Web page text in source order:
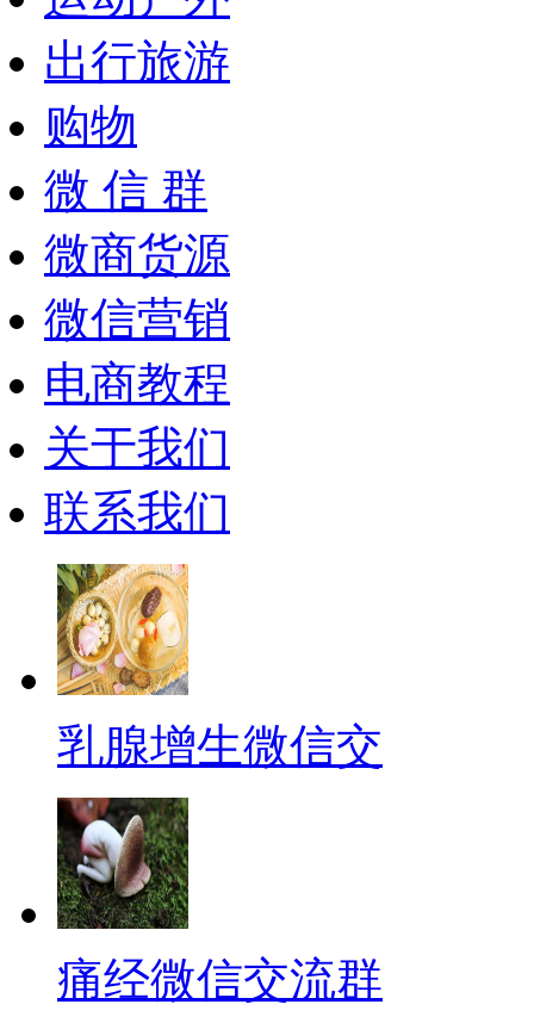
出行旅游
购物
微 信 群
微商货源
微信营销
电商教程
关于我们
联系我们
乳腺增生微信交
痛经微信交流群